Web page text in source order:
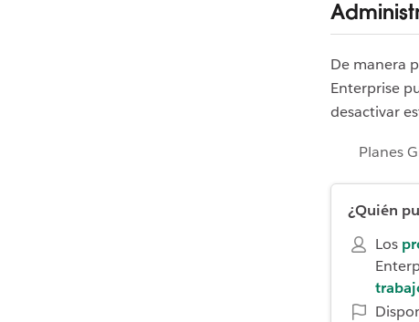
De manera
Enterprise
desactivar
Planes
¿Quién
Los